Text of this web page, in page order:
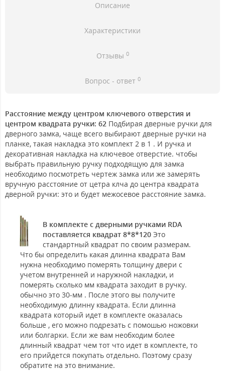
Описание
Характеристики
Отзывы 0
Вопрос - ответ 0
Расстояние между центром ключевого отверстия и
центром квадрата ручки: 62 Подбирая дверные ручки для
дверного замка, чаще всего выбирают дверные ручки на
планке, такая накладка это комплект 2 в 1 . И ручка и
декоративная накладка на ключевое отверстие. чтобы
выбрать правильную ручку подходящую для замка
необходимо посмотреть чертеж замка или же замерять
вручную расстояние от цетра клча до центра квадрата
дверной ручки: это и будет межосевое расстояние замка.
В комплекте с дверными ручками RDA
поставляется квадрат 8*8*120 Это
стандартный квадрат по своим размерам.
Что бы определить какая длинна квадрата Вам
нужна необходимо померять толщину двери с
учетом внутренней и наружной накладки, и
померять сколько мм квадрата заходит в ручку.
обычно это 30-мм . После этого вы получите
необходимую длинну квадрата. Если длинна
квадрата который идет в комплекте оказалась
больше , его можно подрезать с помошью ножовки
или болгарки. Если же вам необходим более
длинный квадрат чем тот что идет в комплекте, то
его прийдется покупать отдельно. Поэтому сразу
обратите на это внимание.